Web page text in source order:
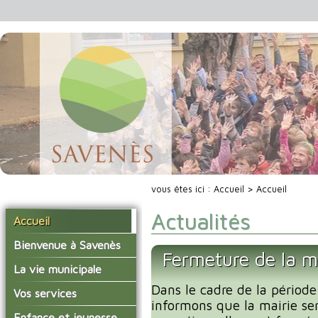
Accueil
Bienvenue à Savenès
Situer Savenès
Savenès en chiffre
L'histoire du village
La vie municipale
Vos élus
Les compte-rendus du
Vos services
La mairie
vous êtes ici : Accueil > Accueil
Actualités
Fermeture de la
Dans le cadre de la
informons que la mairie